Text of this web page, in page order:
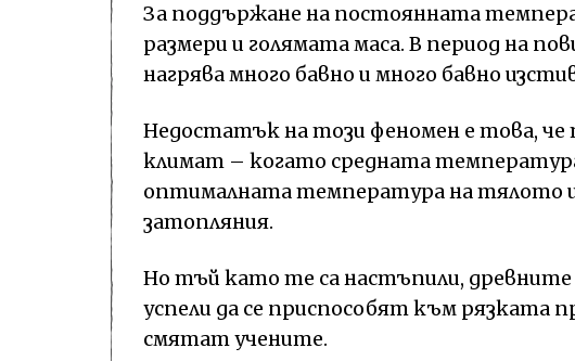
За поддържане на постоянната
размери и голямата маса. В период на
нагрява много бавно и много бавно
Недостатък на този феномен е това, че
климат – когато средната
оптималната температура на тялото и
затопляния.
Но тъй като те са настъпили, древните
успели да се приспособят към рязката
смятат учените.